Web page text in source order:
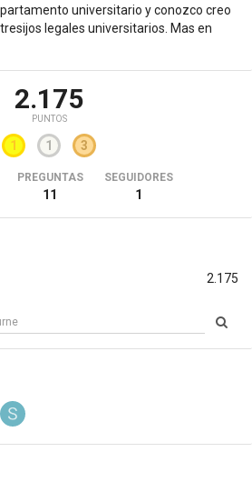
universitario y conozco creo
legales universitarios. Mas en
2.175
PUNTOS
1 1 3
PREGUNTAS
11
SEGUIDORES
1
2.175